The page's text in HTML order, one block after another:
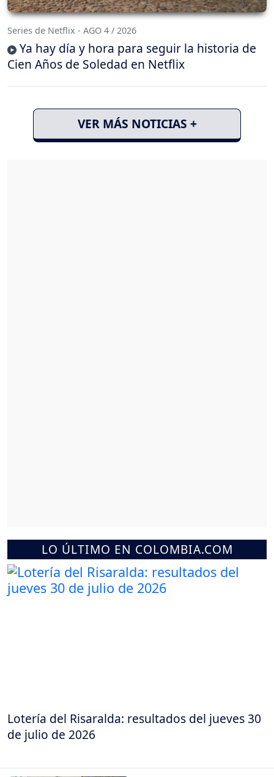
Series de Netflix - AGO 4 / 2026
Ya hay día y hora para seguir la historia de
Cien Años de Soledad en Netflix
VER MÁS NOTICIAS +
LO ÚLTIMO EN COLOMBIA.COM
Lotería del Risaralda: resultados del jueves 30
de julio de 2026